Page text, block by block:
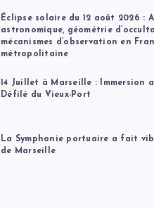
Éclipse solaire du 12 août 2026 :
astronomique, géométrie
mécanismes d’observation en
métropolitaine
14 Juillet à Marseille : Immersion
Défilé du Vieux-Port
La Symphonie portuaire a fait
de Marseille